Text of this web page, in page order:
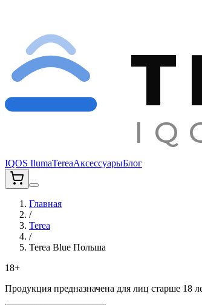
IQOS IlumaTereaАксессуарыБлог
Главная
/
Terea
/
Terea Blue Польша
18+
Продукция предназначена для лиц старше 18